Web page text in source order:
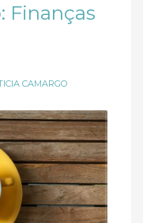
Finanças
CAMARGO